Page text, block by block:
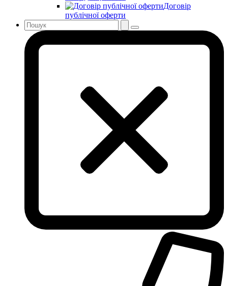
Договір
публічної оферти